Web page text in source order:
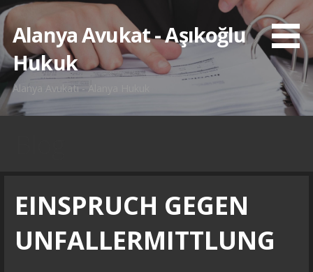
İçeriğe
atlaAlanya Avukat - Aşıkoğlu
Hukuk
Alanya Avukatı - Alanya Hukuk
EINSPRUCH GEGEN
UNFALLERMITTLUNG